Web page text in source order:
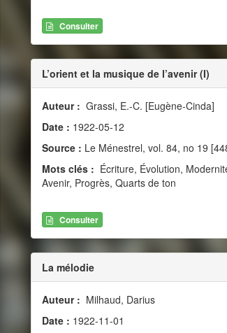
Consulter
L’orient et la musique de l’avenir (I)
Auteur : Grassi, E.-C. [Eugène-Cinda]
Date : 1922-05-12
Source : Le Ménestrel, vol. 84, no 19
Mots clés : Écriture, Évolution,
Avenir, Progrès, Quarts de ton
Consulter
La mélodie
Auteur : Milhaud, Darius
Date : 1922-11-01